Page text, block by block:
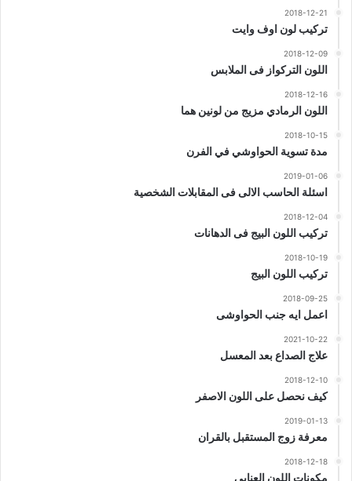
2018-12-21
تركيب لون اوف وايت
2018-12-09
اللون التركواز فى الملابس
2018-12-16
اللون الرمادي مزيج من لونين هما
2018-10-15
مدة تسوية الحواوشي في الفرن
2019-01-06
اسئلة الحاسب الالى فى المقابلات الشخصية
2018-12-04
تركيب اللون البيج فى الدهانات
2018-10-19
تركيب اللون البيج
2018-09-25
اعمل ايه جنب الحواوشى
2021-10-22
علاج الصداع بعد المعسل
2018-12-10
كيف نحصل على اللون الاصفر
2019-01-13
معرفة زوج المستقبل بالقران
2018-12-18
مكونات اللون العنابي